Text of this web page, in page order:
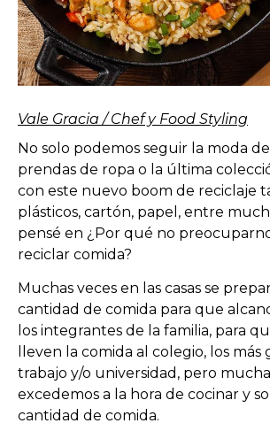
Vale Gracia / Chef y Food Styling
No solo podemos seguir la moda
prendas de ropa o la última
con este nuevo boom de reciclaje
plásticos, cartón, papel, entre
pensé en ¿Por qué no
reciclar comida?
Muchas veces en las casas se
cantidad de comida para que
los integrantes de la familia, para
lleven la comida al colegio, los más
trabajo y/o universidad, pero
excedemos a la hora de cocinar y
cantidad de comida.